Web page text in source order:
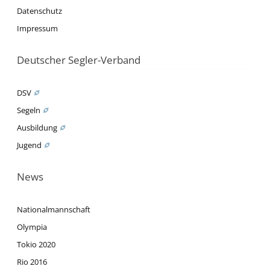
Datenschutz
Impressum
Deutscher Segler-Verband
DSV
Segeln
Ausbildung
Jugend
News
Nationalmannschaft
Olympia
Tokio 2020
Rio 2016